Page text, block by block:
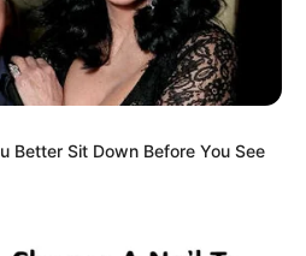
Better Sit Down Before You See